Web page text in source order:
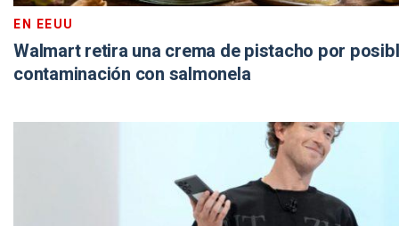
EN EEUU
Walmart retira una crema de pistacho por
contaminación con salmonela